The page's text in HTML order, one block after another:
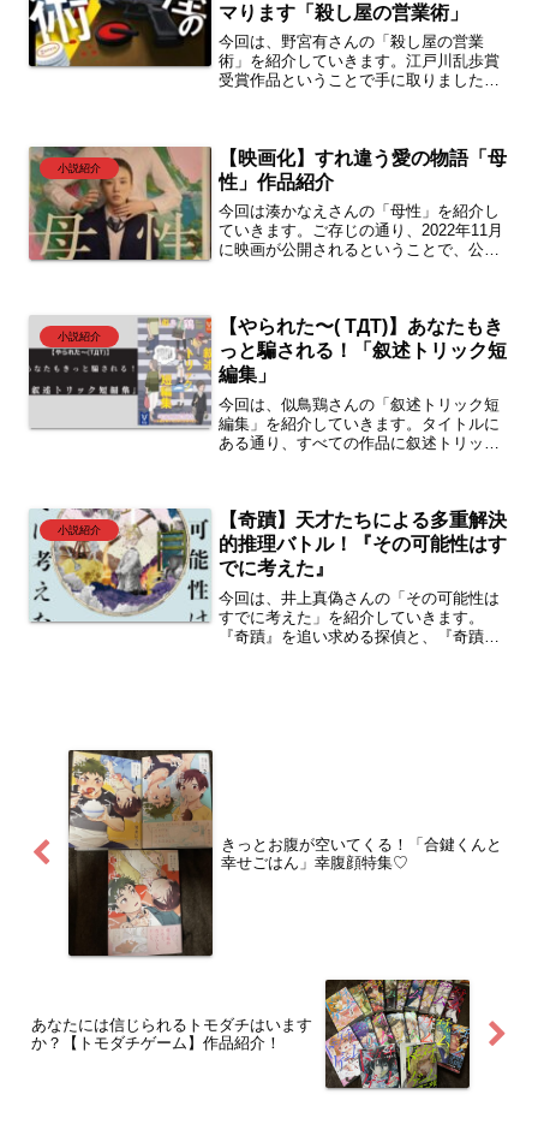
マります「殺し屋の営業術」
今回は、野宮有さんの「殺し屋の営業
術」を紹介していきます。江戸川乱歩賞
受賞作品ということで手に取りました
品を買い付けてしまうんじゃないかなっ
て思ってしまいました。そのスキルが裏
社会に行ったら…？どうなっちゃうんで
しょうね。
小説紹介
【映画化】すれ違う愛の物語「母
性」作品紹介
今回は湊かなえさんの「母性」を紹介し
ていきます。ご存じの通り、2022年11月
に映画が公開されるということで、公開
ある話でした。映画を見てからでも構い
ませんのでぜひ読んでいってください。
小説紹介
【やられた〜( TДT)】あなたもき
っと騙される！「叙述トリック短
編集」
今回は、似鳥鶏さんの「叙述トリック短
編集」を紹介していきます。タイトルに
ある通り、すべての作品に叙述トリック
れます。「なめんなよ٩(๑`^´๑)۶」って思
ったそこのあなた！ぜひ挑戦してみては
いかがでしょうか？
小説紹介
【奇蹟】天才たちによる多重解決
的推理バトル！『その可能性はす
でに考えた』
今回は、井上真偽さんの「その可能性は
すでに考えた」を紹介していきます。
『奇蹟』を追い求める探偵と、『奇蹟』
きっとお腹が空いてくる！「合鍵くんと
幸せごはん」幸腹顔特集♡
あなたには信じられるトモダチはいます
か？【トモダチゲーム】作品紹介！